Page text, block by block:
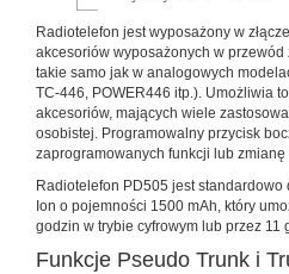
Radiotelefon jest wyposażony w
akcesoriów wyposażonych w
takie samo jak w analogowych
TC-446, POWER446 itp.). Umożliwia
akcesoriów, mających wiele
osobistej. Programowalny przycisk
zaprogramowanych funkcji lub
Radiotelefon PD505 jest
Ion o pojemności 1500 mAh, który
godzin w trybie cyfrowym lub przez 11
Funkcje Pseudo Trunk i